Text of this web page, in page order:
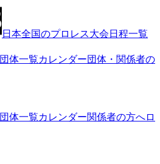
日本全国のプロレス大会日程一覧
団体一覧カレンダー団体・関係者の
団体一覧カレンダー関係者の方へロ